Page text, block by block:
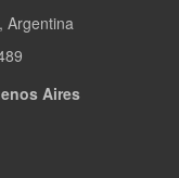
Argentina
Aires